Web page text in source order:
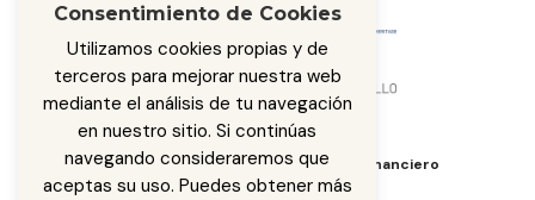
Órgano de administración del fondo financiero
Consentimiento de Cookies
Utilizamos cookies propias y de
terceros para mejorar nuestra web
mediante el análisis de tu navegación
en nuestro sitio. Si continúas
navegando consideraremos que
aceptas su uso. Puedes obtener más